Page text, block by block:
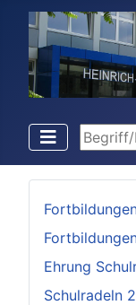
Begriff/
Ehrung
Schulradeln